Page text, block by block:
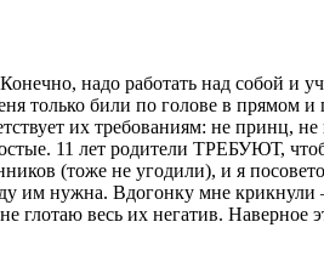
надо работать над собой и
только били по голове в прямом
их требованиям: не принц,
11 лет родители ТРЕБУЮТ,
не угодили), и я
им нужна. Вдогонку мне
глотаю весь их негатив.